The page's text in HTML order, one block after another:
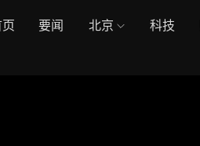
要闻 北京 科技